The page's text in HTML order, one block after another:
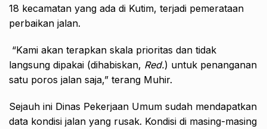
18 kecamatan yang ada di Kutim, terjadi pemerataan
perbaikan jalan.
“Kami akan terapkan skala prioritas dan tidak
langsung dipakai (dihabiskan, Red.) untuk penanganan
satu poros jalan saja,” terang Muhir.
Sejauh ini Dinas Pekerjaan Umum sudah mendapatkan
data kondisi jalan yang rusak. Kondisi di masing-masing